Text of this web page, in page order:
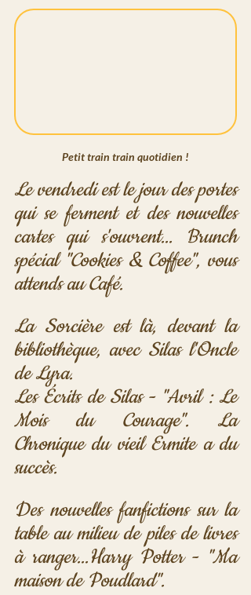
Petit train train quotidien !
Le vendredi est le jour des portes
qui se ferment et des nouvelles
cartes qui s'ouvrent... Brunch
spécial "Cookies & Coffee", vous
attends au Café.
La Sorcière est là, devant la
bibliothèque, avec Silas l'Oncle
de Lyra.
Les Écrits de Silas - "Avril : Le
Mois du Courage". La
Chronique du vieil Ermite a du
succès.
Des nouvelles fanfictions sur la
table au milieu de piles de livres
à ranger...Harry Potter - "Ma
maison de Poudlard".